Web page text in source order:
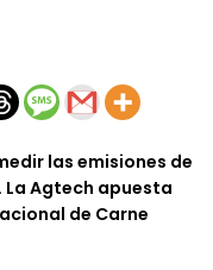
las emisiones de
La Agtech apuesta
de Carne